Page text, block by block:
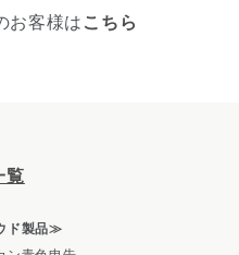
お客様は こちら
覧
ド製品≫